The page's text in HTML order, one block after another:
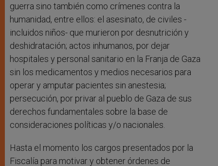
guerra sino también como crímenes contra la
humanidad, entre ellos: el asesinato, de civiles -
incluidos niños- que murieron por desnutrición y
deshidratación; actos inhumanos, por dejar
hospitales y personal sanitario en la Franja de Gaza
sin los medicamentos y medios necesarios para
operar y amputar pacientes sin anestesia;
persecución, por privar al pueblo de Gaza de sus
derechos fundamentales sobre la base de
consideraciones políticas y/o nacionales.
Hasta el momento los cargos presentados por la
Fiscalía para motivar y obtener órdenes de